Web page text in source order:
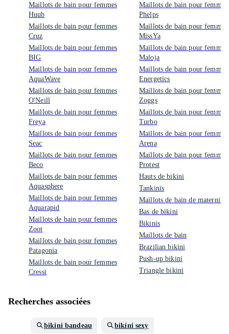
Maillots de bain pour femmes
Huub
Maillots de bain pour femmes
Cruz
Maillots de bain pour femmes
BIG
Maillots de bain pour femmes
AquaWave
Maillots de bain pour femmes
O'Neill
Maillots de bain pour femmes
Freya
Maillots de bain pour femmes
Seac
Maillots de bain pour femmes
Beco
Maillots de bain pour femmes
Aquasphere
Maillots de bain pour femmes
Aquarapid
Maillots de bain pour femmes
Zoot
Maillots de bain pour femmes
Patagonia
Maillots de bain pour femmes
Cressi
Maillots de bain pour femmes
Phelps
Maillots de bain pour femmes
MissYa
Maillots de bain pour femmes
Maloja
Maillots de bain pour femmes
Energetics
Maillots de bain pour femmes
Zoggs
Maillots de bain pour femmes
Turbo
Maillots de bain pour femmes
Arena
Maillots de bain pour femmes
Protest
Hauts de bikini
Tankinis
Maillots de bain de maternité
Bas de bikini
Bikinis
Maillots de bain
Brazilian bikini
Push-up bikini
Triangle bikini
Recherches associées
bikini bandeau bikini sexy